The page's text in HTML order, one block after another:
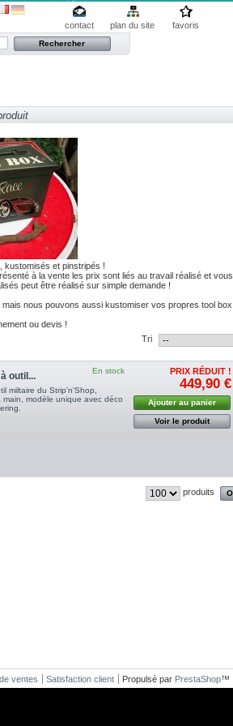
contact plan du site favoris
kustomisés et pinstripés !
à la vente les prix sont liés au travail réalisé et vous
peut être réalisé sur simple demande !
nous pouvons aussi kustomiser vos propres tool box
ou devis !
Tri
En stock
outil...
miltaire du Strip'n'Shop,
modèle unique avec déco
PRIX RÉDUIT !
449,90 €
Ajouter au panier
Voir le produit
produits
ventes Satisfaction client Propulsé par PrestaShop™